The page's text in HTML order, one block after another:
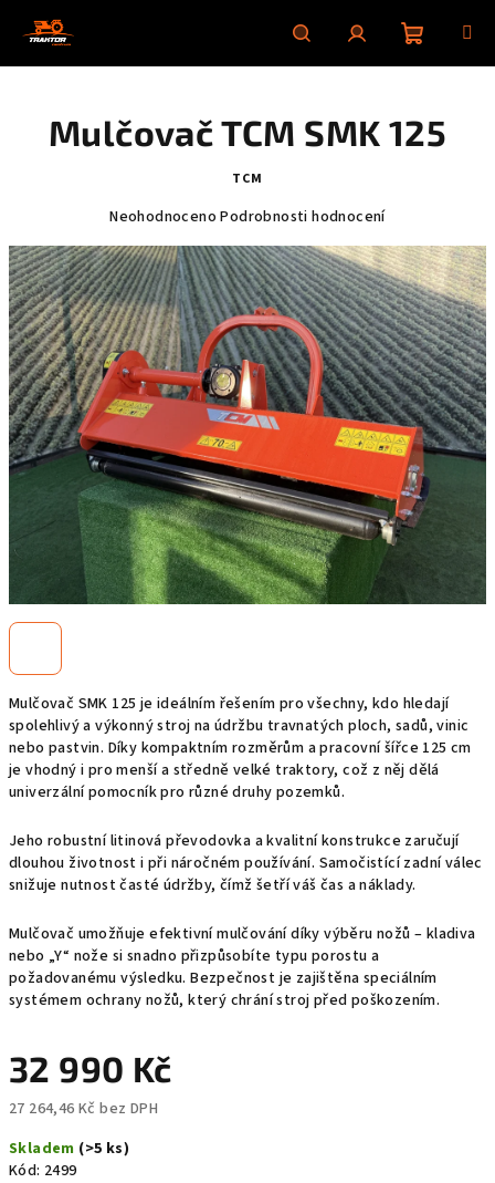
HledatPřihlášeníNákupní
košík
Mulčovač SMK 125 je ideálním řešením pro všechny, kdo hledají
spolehlivý a výkonný stroj na údržbu travnatých ploch, sadů, vinic
nebo pastvin. Díky kompaktním rozměrům a pracovní šířce 125 cm
je vhodný i pro menší a středně velké traktory, což z něj dělá
univerzální pomocník pro různé druhy pozemků.
Jeho robustní litinová převodovka a kvalitní konstrukce zaručují
dlouhou životnost i při náročném používání. Samočistící zadní válec
snižuje nutnost časté údržby, čímž šetří váš čas a náklady.
Mulčovač umožňuje efektivní mulčování díky výběru nožů – kladiva
nebo „Y“ nože si snadno přizpůsobíte typu porostu a
požadovanému výsledku. Bezpečnost je zajištěna speciálním
systémem ochrany nožů, který chrání stroj před poškozením.
32 990 Kč
27 264,46 Kč bez DPH
cena:
Skladem (>5 ks)
Kód: 2499
Mulčovač TCM SMK 125
TCM
Průměrné
produktu
je
0,0
z
5
hvězdiček.
Neohodnoceno Podrobnosti hodnocení